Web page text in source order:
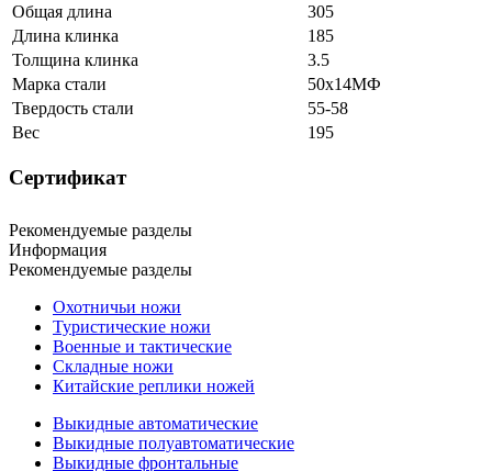
Общая длина
305
Длина клинка
185
Толщина клинка
3.5
Марка стали
50х14МФ
Твердость стали
55-58
Вес
195
Сертификат
Рекомендуемые разделы
Информация
Рекомендуемые разделы
Охотничьи ножи
Туристические ножи
Военные и тактические
Складные ножи
Китайские реплики ножей
Выкидные автоматические
Выкидные полуавтоматические
Выкидные фронтальные